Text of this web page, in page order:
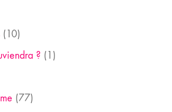
(10)
? (1)
(77)